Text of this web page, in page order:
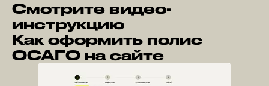
Смотрите видео-
инструкцию
Как оформить полис
ОСАГО на сайте